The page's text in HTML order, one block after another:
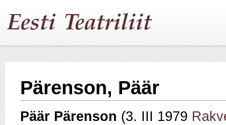
Pärenson, Päär
Päär Pärenson (3. III 1979